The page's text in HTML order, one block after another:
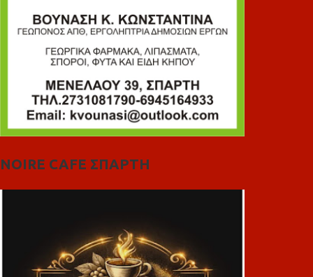
NOIRE CAFE ΣΠΑΡΤΗ